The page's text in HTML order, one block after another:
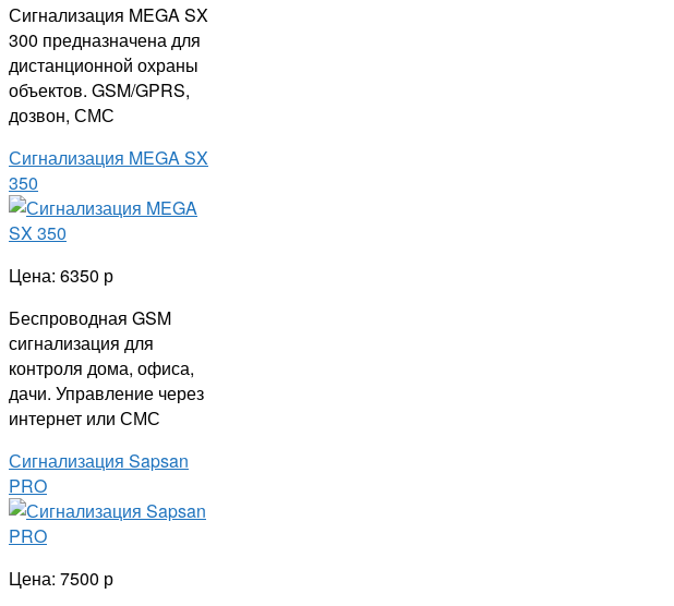
Сигнализация MEGA SX
300 предназначена для
дистанционной охраны
объектов. GSM/GPRS,
дозвон, СМС
Сигнализация MEGA SX
350
Цена: 6350 р
Беспроводная GSM
сигнализация для
контроля дома, офиса,
дачи. Управление через
интернет или СМС
Сигнализация Sapsan
PRO
Цена: 7500 р